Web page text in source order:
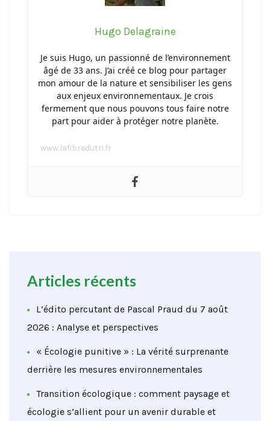
Hugo Delagraine
Je suis Hugo, un passionné de l’environnement
âgé de 33 ans. J’ai créé ce blog pour partager
mon amour de la nature et sensibiliser les gens
aux enjeux environnementaux. Je crois
fermement que nous pouvons tous faire notre
part pour aider à protéger notre planète.
www.lafibredutri.fr
Articles récents
L’édito percutant de Pascal Praud du 7 août
2026 : Analyse et perspectives
« Écologie punitive » : La vérité surprenante
derrière les mesures environnementales
Transition écologique : comment paysage et
écologie s’allient pour un avenir durable et